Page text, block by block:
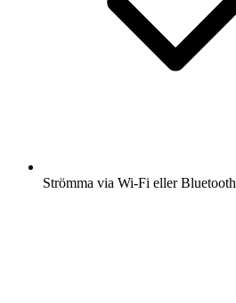
Strömma via Wi-Fi eller Bluetooth